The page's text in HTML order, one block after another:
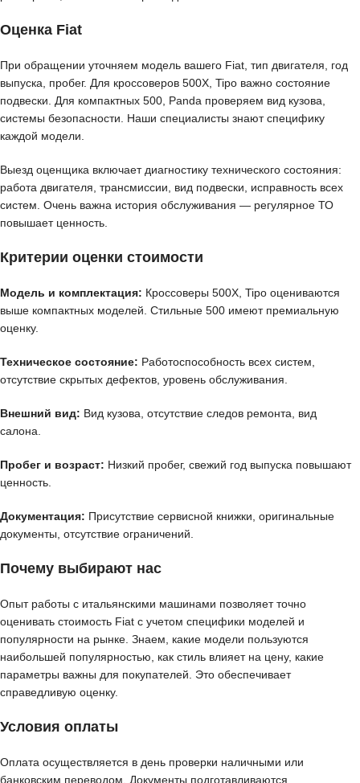
Оценка Fiat
При обращении уточняем модель вашего Fiat, тип двигателя, год
выпуска, пробег. Для кроссоверов 500X, Tipo важно состояние
подвески. Для компактных 500, Panda проверяем вид кузова,
системы безопасности. Наши специалисты знают специфику
каждой модели.
Выезд оценщика включает диагностику технического состояния:
работа двигателя, трансмиссии, вид подвески, исправность всех
систем. Очень важна история обслуживания — регулярное ТО
повышает ценность.
Критерии оценки стоимости
Модель и комплектация: Кроссоверы 500X, Tipo оцениваются
выше компактных моделей. Стильные 500 имеют премиальную
оценку.
Техническое состояние: Работоспособность всех систем,
отсутствие скрытых дефектов, уровень обслуживания.
Внешний вид: Вид кузова, отсутствие следов ремонта, вид
салона.
Пробег и возраст: Низкий пробег, свежий год выпуска повышают
ценность.
Документация: Присутствие сервисной книжки, оригинальные
документы, отсутствие ограничений.
Почему выбирают нас
Опыт работы с итальянскими машинами позволяет точно
оценивать стоимость Fiat с учетом специфики моделей и
популярности на рынке. Знаем, какие модели пользуются
наибольшей популярностью, как стиль влияет на цену, какие
параметры важны для покупателей. Это обеспечивает
справедливую оценку.
Условия оплаты
Оплата осуществляется в день проверки наличными или
банковским переводом. Документы подготавливаются